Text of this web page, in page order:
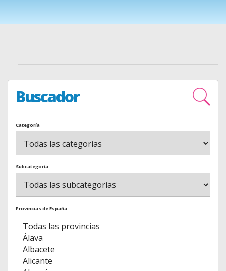
Buscador
Categoría
Subcategoría
Provincias de España